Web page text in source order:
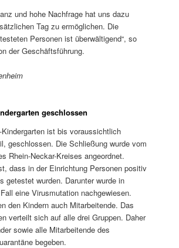
und hohe Nachfrage hat uns dazu
Tag zu ermöglichen. Die
Personen ist überwältigend“, so
der Geschäftsführung.
geschlossen
Kindergarten ist bis voraussichtlich
geschlossen. Die Schließung wurde vom
Rhein-Neckar-Kreises angeordnet.
dass in der Einrichtung Personen positiv
getestet wurden. Darunter wurde in
eine Virusmutation nachgewiesen.
den Kindern auch Mitarbeitende. Das
verteilt sich auf alle drei Gruppen. Daher
sowie alle Mitarbeitende des
begeben.